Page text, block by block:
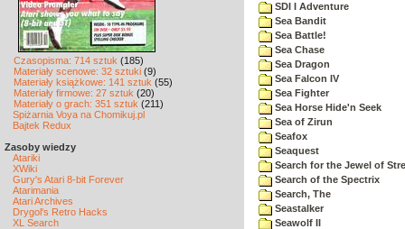
Czasopisma: 714 sztuk (185)
Materiały scenowe: 32 sztuki (9)
Materiały książkowe: 141 sztuk (55)
Materiały firmowe: 27 sztuk (20)
Materiały o grach: 351 sztuk (211)
Spiżarnia Voya na Chomikuj.pl
Bajtek Redux
Zasoby wiedzy
Atariki
XWiki
Gury's Atari 8-bit Forever
Atarimania
Atari Archives
Drygol's Retro Hacks
XL Search
SDI I Adventure
Sea Bandit
Sea Battle!
Sea Chase
Sea Dragon
Sea Falcon IV
Sea Fighter
Sea Horse Hide'n Seek
Sea of Zirun
Seafox
Seaquest
Search for the Jewel of
Search of the Spectrix
Search, The
Seastalker
Seawolf II